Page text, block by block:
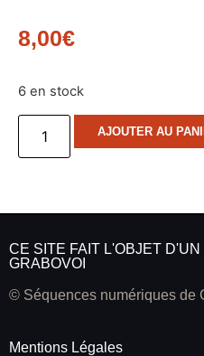
8,00€
6 en stock
AJOUTER AU
CE SITE FAIT L'OBJET D'UN
GRABOVOI
© Séquences numériques de
Mentions Légales